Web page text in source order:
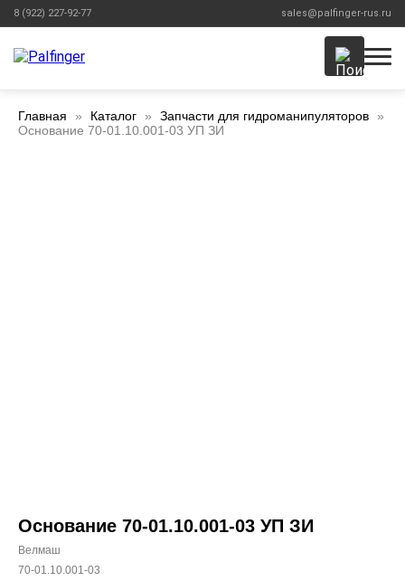
8 (922) 227-92-77 sales@palfinger-rus.ru
Главная Каталог
Запчасти для гидроманипуляторов
Основание 70-01.10.001-03 УП ЗИ
Основание 70-01.10.001-03 УП ЗИ
Велмаш
70-01.10.001-03